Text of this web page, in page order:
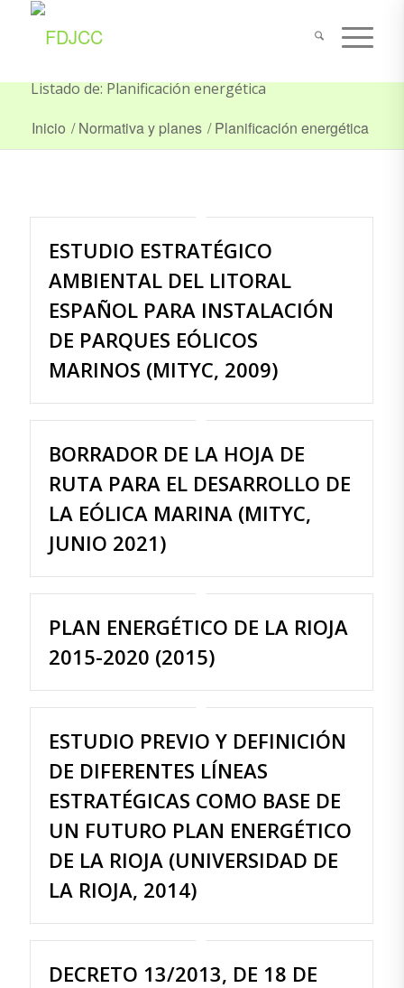
Listado de: Planificación energética
Inicio / Normativa y planes / Planificación energética
ESTUDIO ESTRATÉGICO
AMBIENTAL DEL LITORAL
ESPAÑOL PARA INSTALACIÓN
DE PARQUES EÓLICOS
MARINOS (MITYC, 2009)
BORRADOR DE LA HOJA DE
RUTA PARA EL DESARROLLO DE
LA EÓLICA MARINA (MITYC,
JUNIO 2021)
PLAN ENERGÉTICO DE LA RIOJA
2015-2020 (2015)
ESTUDIO PREVIO Y DEFINICIÓN
DE DIFERENTES LÍNEAS
ESTRATÉGICAS COMO BASE DE
UN FUTURO PLAN ENERGÉTICO
DE LA RIOJA (UNIVERSIDAD DE
LA RIOJA, 2014)
DECRETO 13/2013, DE 18 DE